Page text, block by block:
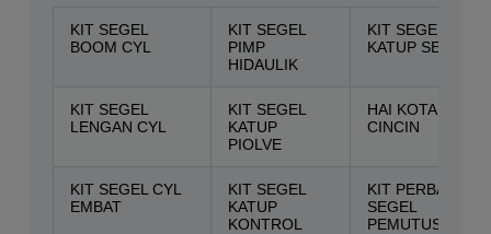
KIT SEGEL
BOOM CYL
KIT SEGEL
PIMP
HIDAULIK
KIT SEGEL
KATUP SERVO
KIT SEGEL
LENGAN CYL
KIT SEGEL
KATUP
PIOLVE
HAI KOTAK
CINCIN
KIT SEGEL CYL
EMBAT
KIT SEGEL
KATUP
KONTROL
KIT PERBAIKAN
SEGEL
PEMUTUS